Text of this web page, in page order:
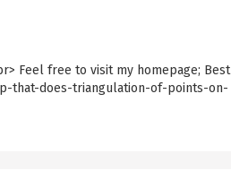
Feel free to visit my homepage; Best
that-does-triangulation-of-points-on-